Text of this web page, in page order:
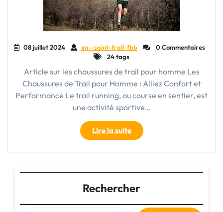
08 juillet 2024 xn--saint-trail-fbb
0 Commentaires
24 tags
Article sur les chaussures de trail pour homme Les
Chaussures de Trail pour Homme : Alliez Confort et
Performance Le trail running, ou course en sentier, est
une activité sportive…
Lire la suite"Découvrez
les
Meilleures
de
Trail
pour
Homme
Rechercher